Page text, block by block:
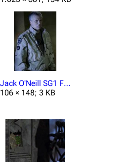
Jack O'Neill SG1 Fx02.jpg
106 × 148; 3 KB